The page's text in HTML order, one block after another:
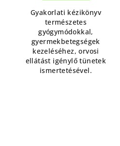
Gyakorlati kézikönyv
természetes
gyógymódokkal,
gyermekbetegségek
kezeléséhez, orvosi
ellátást igénylő tünetek
ismertetésével.